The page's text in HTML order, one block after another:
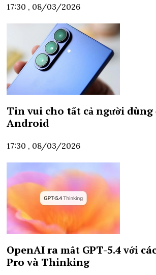
17:30 , 08/03/2026
Tin vui cho tất cả người
Android
17:30 , 08/03/2026
OpenAI ra mắt GPT-5.4 với
Pro và Thinking